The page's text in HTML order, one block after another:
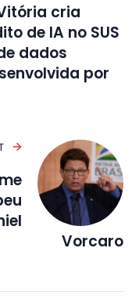
cria
de IA no SUS
dados
por
Vorcaro